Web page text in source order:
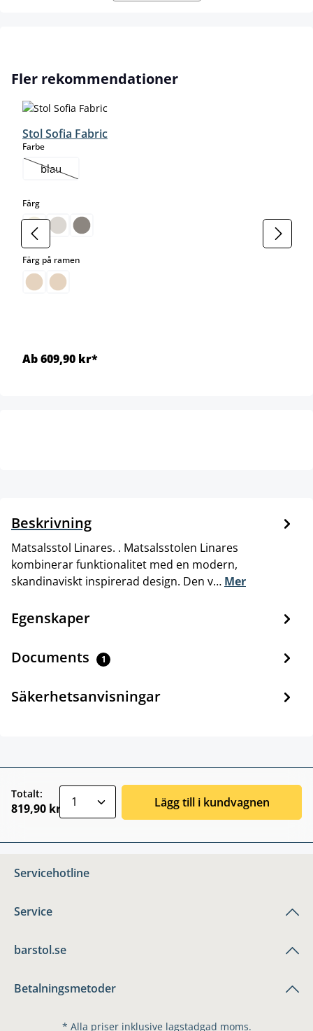
Hoppa över produktgalleri
Fler rekommendationer
Stol Sofia Fabric
Farbeselect
blau
(Det här alternativet är för närvarande inte tillgängligt.)
Färgselect
Färg på ramen
Ab 609,90 kr*
Beskrivning
Matsalsstol Linares. . Matsalsstolen Linares
kombinerar funktionalitet med en modern,
skandinaviskt inspirerad design. Den v… Mer
Egenskaper
Documents 1
Säkerhetsanvisningar
Totalt:
819,90 kr Lägg till i kundvagnen
Servicehotline
Service
barstol.se
Betalningsmetoder
* Alla priser inklusive lagstadgad moms.